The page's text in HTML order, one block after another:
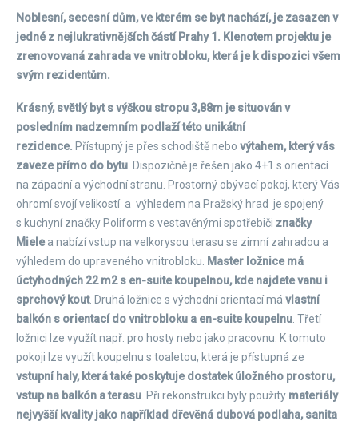
Noblesní, secesní dům, ve kterém se byt nachází, je zasazen v
jedné z nejlukrativnějších částí Prahy 1. Klenotem projektu je
zrenovovaná zahrada ve vnitrobloku, která je k dispozici všem
svým rezidentům.
Krásný, světlý byt s výškou stropu 3,88m je situován v
posledním nadzemním podlaží této unikátní
rezidence. Přístupný je přes schodiště nebo výtahem, který vás
zaveze přímo do bytu . Dispozičně je řešen jako 4+1 s orientací
na západní a východní stranu. Prostorný obývací pokoj, který Vás
ohromí svojí velikostí a výhledem na Pražský hrad je spojený
s kuchyní značky Poliform s vestavěnými spotřebiči značky
Mielea nabízí vstup na velkorysou terasu se zimní zahradou a
výhledem do upraveného vnitrobloku.
Master ložnice má
úctyhodných 22 m2 s en-suite koupelnou, kde najdete vanu i
sprchový kout. Druhá ložnice s východní orientací má vlastní
balkón s orientací do vnitrobloku a en-suite koupelnu . Třetí
ložnici lze využít např. pro hosty nebo jako pracovnu. K tomuto
pokoji lze využít koupelnu s toaletou, která je přístupná ze
vstupní haly, která také poskytuje dostatek úložného prostoru,
vstup na balkón a terasu . Při rekonstrukci byly použity materiály
nejvyšší kvality jako například dřevěná dubová podlaha, sanita